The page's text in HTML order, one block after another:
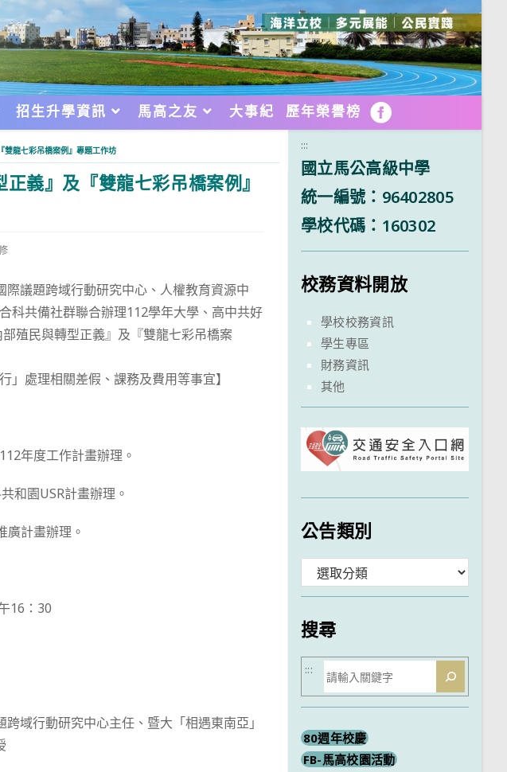
招生升學資訊 馬高之友 大事紀 歷年榮譽榜 FB
雙龍七彩吊橋案例』專題工作坊
義』及『雙龍七彩吊橋案例』
際議題跨域行動研究中心、人權教育資源中
科共備社群聯合辦理112學年大學、高中共好
殖民與轉型正義』及『雙龍七彩吊橋案
」處理相關差假、課務及費用等事宜】
年度工作計畫辦理。
和園USR計畫辦理。
廣計畫辦理。
16：30
域行動研究中心主任、暨大「相遇東南亞」
:::
國立馬公高級中學
統一編號：96402805
學校代碼：160302
校務資料開放
學校校務資訊
學生專區
財務資訊
其他
公告類別
類
搜尋
搜
尋
:::
80週年校慶
FB-馬高校園活動